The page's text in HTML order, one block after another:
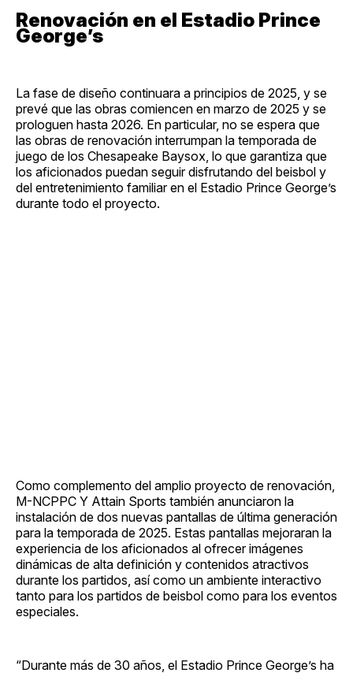
Renovación en el Estadio Prince
George’s
La fase de diseño continuara a principios de 2025, y se
prevé que las obras comiencen en marzo de 2025 y se
prologuen hasta 2026. En particular, no se espera que
las obras de renovación interrumpan la temporada de
juego de los Chesapeake Baysox, lo que garantiza que
los aficionados puedan seguir disfrutando del beisbol y
del entretenimiento familiar en el Estadio Prince George’s
durante todo el proyecto.
Como complemento del amplio proyecto de renovación,
M-NCPPC Y Attain Sports también anunciaron la
instalación de dos nuevas pantallas de última generación
para la temporada de 2025. Estas pantallas mejoraran la
experiencia de los aficionados al ofrecer imágenes
dinámicas de alta definición y contenidos atractivos
durante los partidos, así como un ambiente interactivo
tanto para los partidos de beisbol como para los eventos
especiales.
“Durante más de 30 años, el Estadio Prince George’s ha